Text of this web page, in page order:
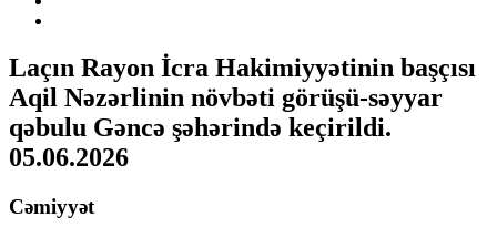
Laçın Rayon İcra Hakimiyyətinin başçısı
Aqil Nəzərlinin növbəti görüşü-səyyar
qəbulu Gəncə şəhərində keçirildi.
05.06.2026
Cəmiyyət